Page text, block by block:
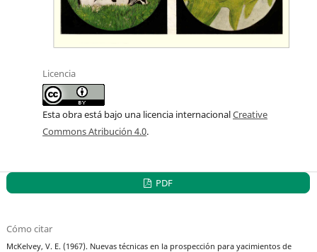
Licencia
Esta obra está bajo una licencia internacionalCreative
Commons Atribución 4.0.
PDF
Cómo citar
McKelvey, V. E. (1967). Nuevas técnicas en la prospección para yacimientos de